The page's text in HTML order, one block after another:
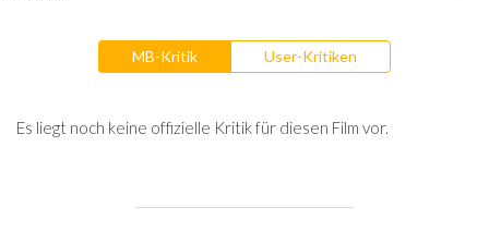
MB-Kritik User-Kritiken
Es liegt noch keine offizielle Kritik für diesen Film vor.